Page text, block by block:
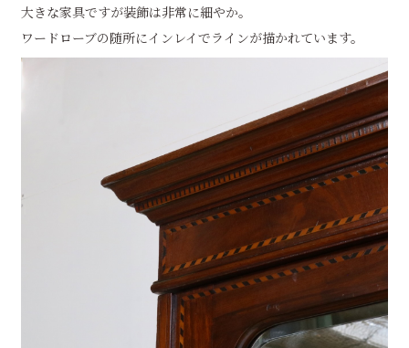
大きな家具ですが装飾は非常に細やか。
ワードローブの随所にインレイでラインが描かれています。